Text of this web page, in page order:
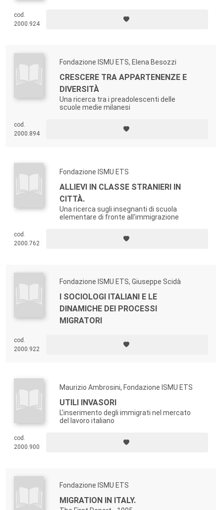
cod.
2000.924
Fondazione ISMU ETS, Elena Besozzi
CRESCERE TRA APPARTENENZE E
DIVERSITÀ
Una ricerca tra i preadolescenti delle
scuole medie milanesi
cod.
2000.894
Fondazione ISMU ETS
ALLIEVI IN CLASSE STRANIERI IN
CITTÀ.
Una ricerca sugli insegnanti di scuola
elementare di fronte all'immigrazione
cod.
2000.762
Fondazione ISMU ETS, Giuseppe Scidà
I SOCIOLOGI ITALIANI E LE
DINAMICHE DEI PROCESSI
MIGRATORI
cod.
2000.922
Maurizio Ambrosini, Fondazione ISMU ETS
UTILI INVASORI
L'inserimento degli immigrati nel mercato
del lavoro italiano
cod.
2000.900
Fondazione ISMU ETS
MIGRATION IN ITALY.